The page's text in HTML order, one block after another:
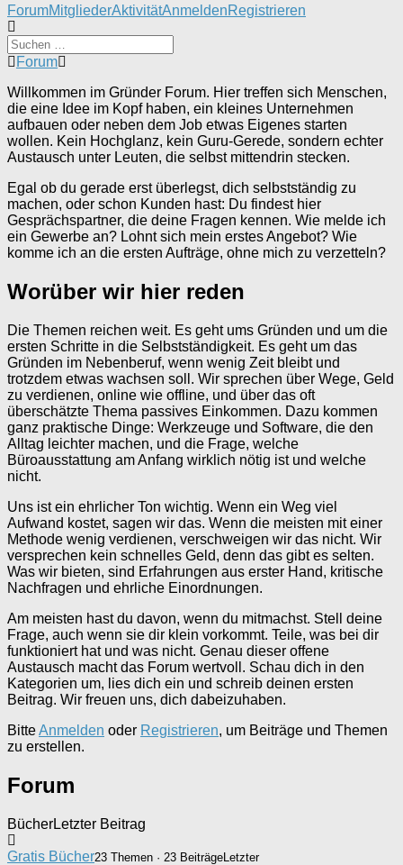
Forum-
Navigation
ForumMitgliederAktivitätAnmeldenRegistrieren
Forum-
-
Du
bist
hier:
Forum
Willkommen im Gründer Forum. Hier treffen sich Menschen,
die eine Idee im Kopf haben, ein kleines Unternehmen
aufbauen oder neben dem Job etwas Eigenes starten
wollen. Kein Hochglanz, kein Guru-Gerede, sondern echter
Austausch unter Leuten, die selbst mittendrin stecken.
Egal ob du gerade erst überlegst, dich selbstständig zu
machen, oder schon Kunden hast: Du findest hier
Gesprächspartner, die deine Fragen kennen. Wie melde ich
ein Gewerbe an? Lohnt sich mein erstes Angebot? Wie
komme ich an die ersten Aufträge, ohne mich zu verzetteln?
Worüber wir hier reden
Die Themen reichen weit. Es geht ums Gründen und um die
ersten Schritte in die Selbstständigkeit. Es geht um das
Gründen im Nebenberuf, wenn wenig Zeit bleibt und
trotzdem etwas wachsen soll. Wir sprechen über Wege, Geld
zu verdienen, online wie offline, und über das oft
überschätzte Thema passives Einkommen. Dazu kommen
ganz praktische Dinge: Werkzeuge und Software, die den
Alltag leichter machen, und die Frage, welche
Büroausstattung am Anfang wirklich nötig ist und welche
nicht.
Uns ist ein ehrlicher Ton wichtig. Wenn ein Weg viel
Aufwand kostet, sagen wir das. Wenn die meisten mit einer
Methode wenig verdienen, verschweigen wir das nicht. Wir
versprechen kein schnelles Geld, denn das gibt es selten.
Was wir bieten, sind Erfahrungen aus erster Hand, kritische
Nachfragen und ehrliche Einordnungen.
Am meisten hast du davon, wenn du mitmachst. Stell deine
Frage, auch wenn sie dir klein vorkommt. Teile, was bei dir
funktioniert hat und was nicht. Genau dieser offene
Austausch macht das Forum wertvoll. Schau dich in den
Kategorien um, lies dich ein und schreib deinen ersten
Beitrag. Wir freuen uns, dich dabeizuhaben.
BitteAnmelden oder Registrieren, um Beiträge und Themen
zu erstellen.
Forum
BücherLetzter Beitrag
Gratis Bücher23 Themen · 23 BeiträgeLetzter